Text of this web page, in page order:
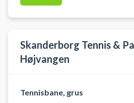
Skanderborg Tennis &
Højvangen
Tennisbane, grus